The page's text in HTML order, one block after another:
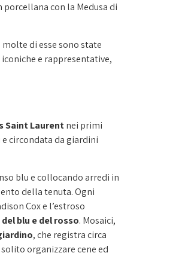
con la Medusa di
di esse sono state
e rappresentative,
Saint Laurentnei primi
circondata da giardini
blu e collocando arredi in
della tenuta. Ogni
Cox e l’estroso
blu e del rosso. Mosaici,
, che registra circa
organizzare cene ed